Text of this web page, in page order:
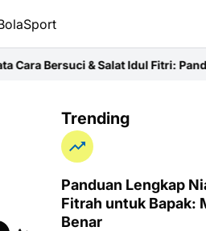
Idul Fitri: Panduan Lengkap Ustaz
Trending
Panduan Lengkap
Fitrah untuk Bapak:
Benar